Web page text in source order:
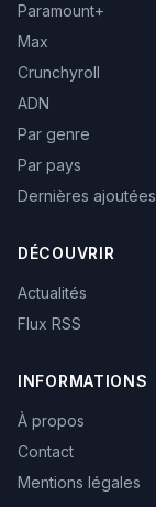
Paramount+
Max
Crunchyroll
ADN
Par genre
Par pays
Dernières ajoutées
DÉCOUVRIR
Actualités
Flux RSS
INFORMATIONS
À propos
Contact
Mentions légales